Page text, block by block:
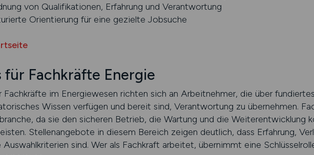
von Qualifikationen, Erfahrung und Verantwortung
Orientierung für eine gezielte Jobsuche
für Fachkräfte Energie
Fachkräfte im Energiewesen richten sich an Arbeitnehmer, die über
Wissen verfügen und bereit sind, Verantwortung zu übernehmen.
da sie den sicheren Betrieb, die Wartung und die Weiterentwicklung
Stellenangebote in diesem Bereich zeigen deutlich, dass Erfahrung,
Auswahlkriterien sind. Wer als Fachkraft arbeitet, übernimmt eine